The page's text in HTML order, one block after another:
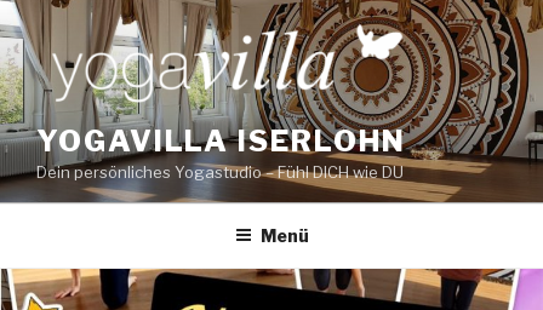
Zum
Inhalt
springen
YOGAVILLA ISERLOHN
Dein persönliches Yogastudio – Fühl DICH wie DU
Menü